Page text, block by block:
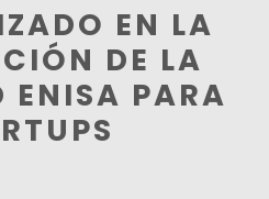
EN LA
DE LA
ENISA PARA